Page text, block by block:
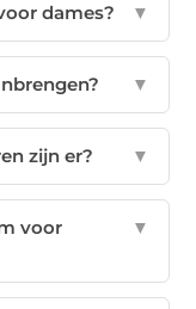
dames? ▼
▼
zijn er? ▼
voor
▼